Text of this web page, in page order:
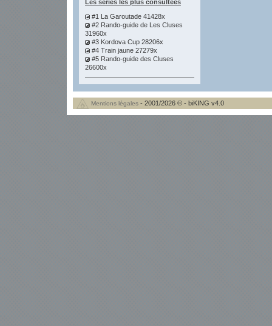
Les series les plus consultées
#1 La Garoutade 41428x
#2 Rando-guide de Les Cluses
31960x
#3 Kordova Cup 28206x
#4 Train jaune 27279x
#5 Rando-guide des Cluses
26600x
Mentions légales - 2001/2026 © - biKING v4.0